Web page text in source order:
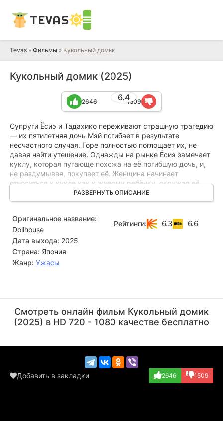
TEVAS
Tevas » Фильмы » Кукольный домик
Кукольный домик (2025)
6.4
2646 1509
Супруги Ёсиэ и Тадахико переживают страшную трагедию
— их пятилетняя дочь Мэй погибает в результате
несчастного случая. Горе полностью поглощает их, не
давая найти утешение. Однажды на рынке Ёсиэ замечает
куклу, которая пугающе похожа на её погибшую дочь, и,
не раздумывая, покупает её. Женщина начинает
относиться к кукле как к живому ребёнку, окружая её
теплом и заботой, что помогает ей постепенно вернуться к
нормальной жизни. Однако всё меняется, когда в семье
заброшенной, но вскоре вокруг неё начинают происходить
странные и жуткие события, которые нарушают покой
семьи.
РАЗВЕРНУТЬ ОПИСАНИЕ
Оригинальное название:
Dollhouse
Дата выхода: 2025
Страна: Япония
Жанр: Ужасы
Рейтинги: 6.3 6.6
(Yoshie)
(Kanda)
Смотреть онлайн фильм Кукольный домик
(2025) в HD 720 - 1080 качестве бесплатно
Добавить в закладки 2646 1509